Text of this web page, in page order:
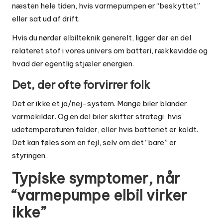
næsten hele tiden, hvis varmepumpen er “beskyttet”
eller sat ud af drift.
Hvis du nørder elbilteknik generelt, ligger der en del
relateret stof i vores univers om batteri, rækkevidde og
hvad der egentlig stjæler energien.
Det, der ofte forvirrer folk
Det er ikke et ja/nej-system. Mange biler blander
varmekilder. Og en del biler skifter strategi, hvis
udetemperaturen falder, eller hvis batteriet er koldt.
Det kan føles som en fejl, selv om det “bare” er
styringen.
Typiske symptomer, når
“varmepumpe elbil virker
ikke”